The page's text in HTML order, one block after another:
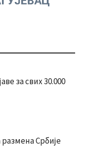
за свих 30.000
Србије